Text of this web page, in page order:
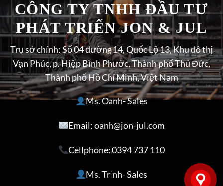
CÔNG TY TNHH ĐẦU TƯ
PHÁT TRIỂN JON & JUL
Trụ sở chính: Số 04 đường 14, Quốc Lộ 13, Khu đô thị
Vạn Phúc, p. Hiệp Bình Phước, Thành phố Thủ Đức,
Thành phố Hồ Chí Minh, Việt Nam
Ms. Oanh- Sales
Email: oanh@jon-jul.com
Cellphone:0394 737 110
Ms. Trinh- Sales